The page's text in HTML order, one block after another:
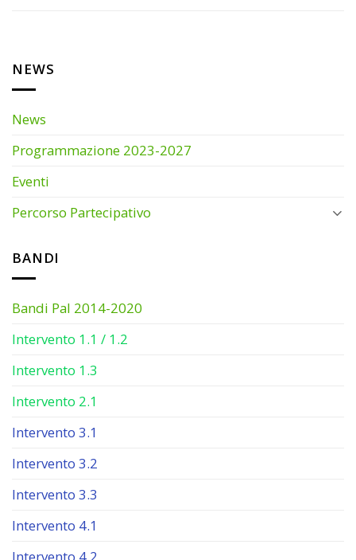
NEWS
News
Programmazione 2023-2027
Eventi
Percorso Partecipativo
BANDI
Bandi Pal 2014-2020
Intervento 1.1 / 1.2
Intervento 1.3
Intervento 2.1
Intervento 3.1
Intervento 3.2
Intervento 3.3
Intervento 4.1
Intervento 4.2